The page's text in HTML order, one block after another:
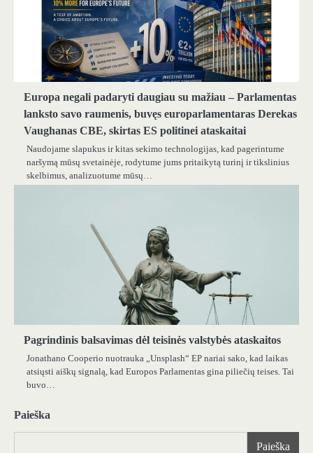
Europa negali padaryti daugiau su mažiau – Parlamentas
lanksto savo raumenis, buvęs europarlamentaras Derekas
Vaughanas CBE, skirtas ES politinei ataskaitai
Naudojame slapukus ir kitas sekimo technologijas, kad pagerintume
naršymą mūsų svetainėje, rodytume jums pritaikytą turinį ir tikslinius
skelbimus, analizuotume mūsų…
Pagrindinis balsavimas dėl teisinės valstybės ataskaitos
Jonathano Cooperio nuotrauka „Unsplash“ EP nariai sako, kad laikas
atsiųsti aiškų signalą, kad Europos Parlamentas gina piliečių teises. Tai
buvo…
Paieška
Paieška